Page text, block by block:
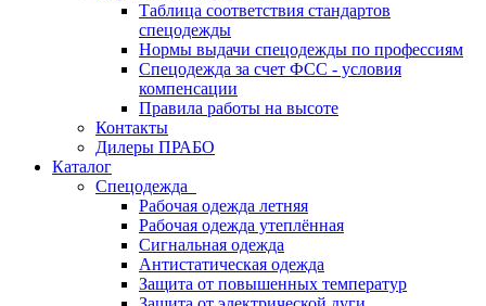
Таблица соответствия стандартов
спецодежды
Нормы выдачи спецодежды по профессиям
Спецодежда за счет ФСС - условия
компенсации
Правила работы на высоте
Контакты
Дилеры ПРАБО
Каталог
Спецодежда
Рабочая одежда летняя
Рабочая одежда утеплённая
Сигнальная одежда
Антистатическая одежда
Защита от повышенных температур